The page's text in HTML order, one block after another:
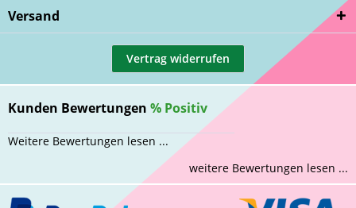
Versand
Vertrag widerrufen
Kunden Bewertungen % Positiv
Weitere Bewertungen lesen ...
weitere Bewertungen lesen ...